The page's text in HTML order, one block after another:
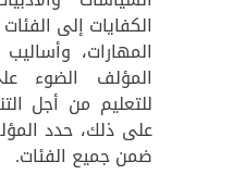
الكفايات إلى
المهارات،
المؤلف الضوء
للتعليم من أجل
على ذلك، حدد
ضمن جميع الفئات.